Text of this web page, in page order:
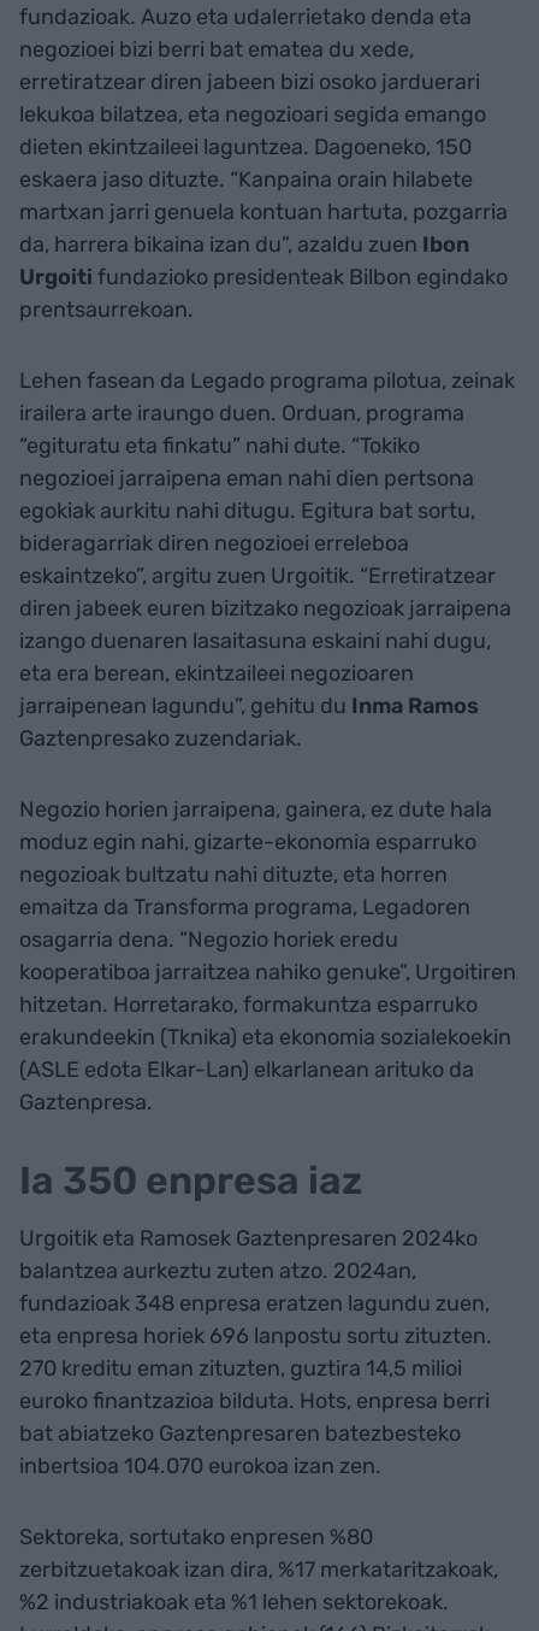
fundazioak. Auzo eta udalerrietako denda eta
negozioei bizi berri bat ematea du xede,
erretiratzear diren jabeen bizi osoko jarduerari
lekukoa bilatzea, eta negozioari segida emango
dieten ekintzaileei laguntzea. Dagoeneko, 150
eskaera jaso dituzte. “Kanpaina orain hilabete
martxan jarri genuela kontuan hartuta, pozgarria
da, harrera bikaina izan du”, azaldu zuen Ibon
Urgoiti fundazioko presidenteak Bilbon egindako
prentsaurrekoan.
Lehen fasean da Legado programa pilotua, zeinak
irailera arte iraungo duen. Orduan, programa
“egituratu eta finkatu” nahi dute. “Tokiko
negozioei jarraipena eman nahi dien pertsona
egokiak aurkitu nahi ditugu. Egitura bat sortu,
bideragarriak diren negozioei erreleboa
eskaintzeko”, argitu zuen Urgoitik. “Erretiratzear
diren jabeek euren bizitzako negozioak jarraipena
izango duenaren lasaitasuna eskaini nahi dugu,
eta era berean, ekintzaileei negozioaren
jarraipenean lagundu”, gehitu du Inma Ramos
Gaztenpresako zuzendariak.
Negozio horien jarraipena, gainera, ez dute hala
moduz egin nahi, gizarte-ekonomia esparruko
negozioak bultzatu nahi dituzte, eta horren
emaitza da Transforma programa, Legadoren
osagarria dena. “Negozio horiek eredu
kooperatiboa jarraitzea nahiko genuke”, Urgoitiren
hitzetan. Horretarako, formakuntza esparruko
erakundeekin (Tknika) eta ekonomia sozialekoekin
(ASLE edota Elkar-Lan) elkarlanean arituko da
Gaztenpresa.
Ia 350 enpresa iaz
Urgoitik eta Ramosek Gaztenpresaren 2024ko
balantzea aurkeztu zuten atzo. 2024an,
fundazioak 348 enpresa eratzen lagundu zuen,
eta enpresa horiek 696 lanpostu sortu zituzten.
270 kreditu eman zituzten, guztira 14,5 milioi
euroko finantzazioa bilduta. Hots, enpresa berri
bat abiatzeko Gaztenpresaren batezbesteko
inbertsioa 104.070 eurokoa izan zen.
Sektoreka, sortutako enpresen %80
zerbitzuetakoak izan dira, %17 merkataritzakoak,
%2 industriakoak eta %1 lehen sektorekoak.